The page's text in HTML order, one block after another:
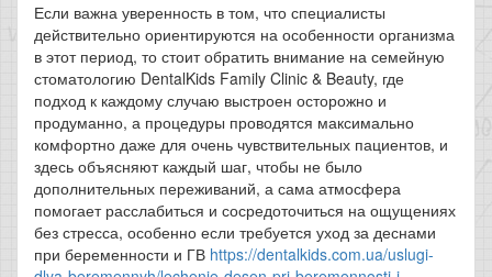
Если важна уверенность в том, что специалисты
действительно ориентируются на особенности организма
в этот период, то стоит обратить внимание на семейную
стоматологию DentalKids Family Clinic & Beauty, где
подход к каждому случаю выстроен осторожно и
продуманно, а процедуры проводятся максимально
комфортно даже для очень чувствительных пациентов, и
здесь объясняют каждый шаг, чтобы не было
дополнительных переживаний, а сама атмосфера
помогает расслабиться и сосредоточиться на ощущениях
без стресса, особенно если требуется уход за деснами
при беременности и ГВ https://dentalkids.com.ua/uslugi-